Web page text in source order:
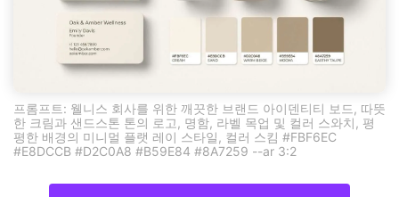
프롬프트: 웰니스 회사를 위한 깨끗한 브랜드 아이덴티티 보드, 따뜻
한 크림과 샌드스톤 톤의 로고, 명함, 라벨 목업 및 컬러 스와치, 평
평한 배경의 미니멀 플랫 레이 스타일, 컬러 스킴 #FBF6EC
#E8DCCB #D2C0A8 #B59E84 #8A7259 --ar 3:2